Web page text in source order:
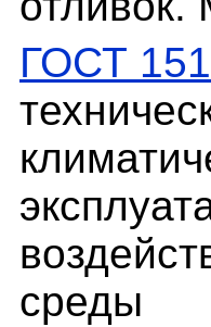
ГОСТ
среды